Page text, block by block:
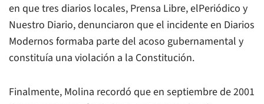
en que tres diarios locales, Prensa Libre, elPeriódico y
Nuestro Diario, denunciaron que el incidente en Diarios
Modernos formaba parte del acoso gubernamental y
constituía una violación a la Constitución.
Finalmente, Molina recordó que en septiembre de 2001